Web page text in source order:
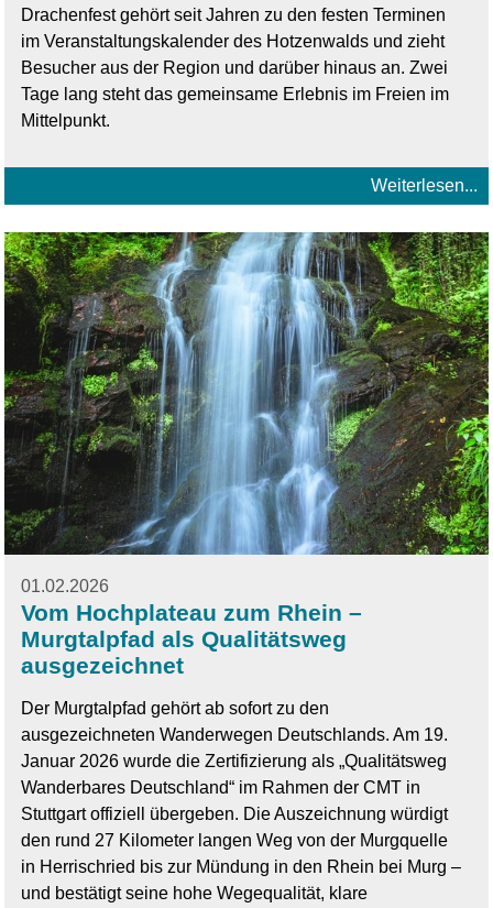
Drachenfest gehört seit Jahren zu den festen Terminen
im Veranstaltungskalender des Hotzenwalds und zieht
Besucher aus der Region und darüber hinaus an. Zwei
Tage lang steht das gemeinsame Erlebnis im Freien im
Mittelpunkt.
Weiterlesen...
01.02.2026
Vom Hochplateau zum Rhein –
Murgtalpfad als Qualitätsweg
ausgezeichnet
Der Murgtalpfad gehört ab sofort zu den
ausgezeichneten Wanderwegen Deutschlands. Am 19.
Januar 2026 wurde die Zertifizierung als „Qualitätsweg
Wanderbares Deutschland“ im Rahmen der CMT in
Stuttgart offiziell übergeben. Die Auszeichnung würdigt
den rund 27 Kilometer langen Weg von der Murgquelle
in Herrischried bis zur Mündung in den Rhein bei Murg –
und bestätigt seine hohe Wegequalität, klare